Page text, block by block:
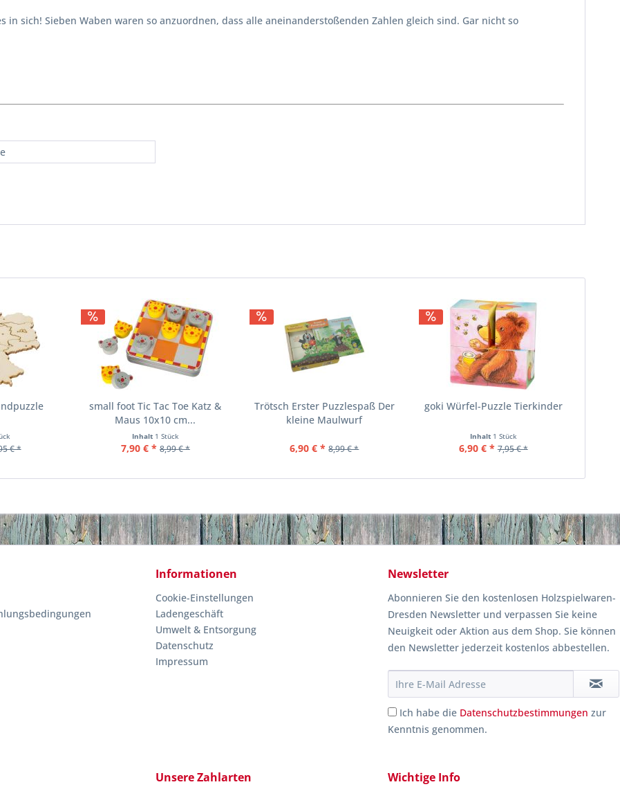
in sich! Sieben Waben waren so anzuordnen, dass alle aneinanderstoßenden Zahlen gleich sind. Gar nicht so
€ *
small foot Tic Tac Toe Katz &
Maus 10x10 cm...
Inhalt 1 Stück
7,90 € * 8,99 € *
Trötsch Erster Puzzlespaß Der
kleine Maulwurf
6,90 € * 8,99 € *
goki Würfel-Puzzle Tierkinder
Inhalt 1 Stück
6,90 € * 7,95 € *
Informationen
Cookie-Einstellungen
Ladengeschäft
Umwelt & Entsorgung
Datenschutz
Impressum
Newsletter
Abonnieren Sie den kostenlosen Holzspielwaren-
Dresden Newsletter und verpassen Sie keine
Neuigkeit oder Aktion aus dem Shop. Sie können
den Newsletter jederzeit kostenlos abbestellen.
Ich habe die Datenschutzbestimmungen zur
Kenntnis genommen.
Unsere Zahlarten Wichtige Info